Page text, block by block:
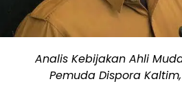
Analis Kebijakan Ahli
Pemuda Dispora